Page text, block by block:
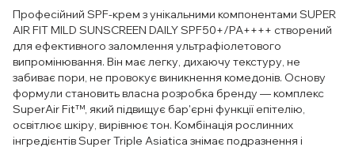
Професійний SPF-крем з унікальними компонентами SUPER
AIR FIT MILD SUNSCREEN DAILY SPF50+/PA++++ створений
для ефективного заломлення ультрафіолетового
випромінювання. Він має легку, дихаючу текстуру, не
забиває пори, не провокує виникнення комедонів. Основу
формули становить власна розробка бренду — комплекс
SuperAir Fit™, який підвищує бар'єрні функції епітелію,
освітлює шкіру, вирівнює тон. Комбінація рослинних
інгредієнтів Super Triple Asiatica знімає подразнення і